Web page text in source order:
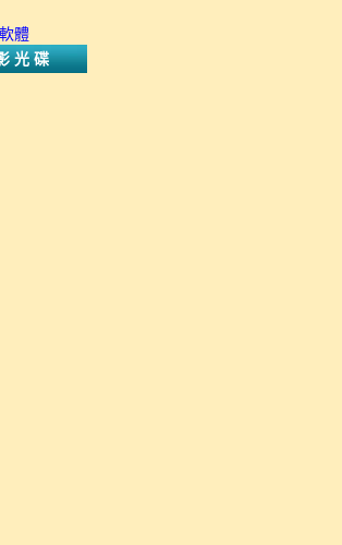
體
光碟